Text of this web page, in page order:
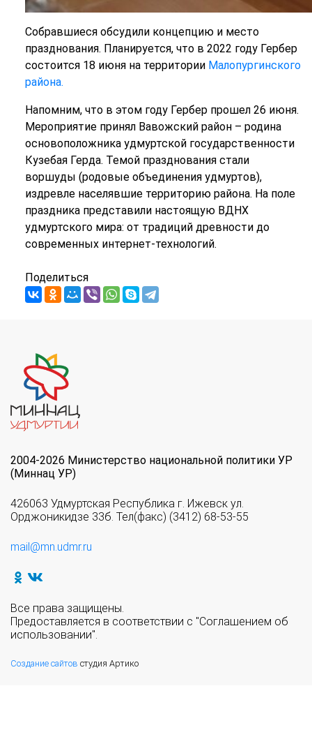
Собравшиеся обсудили концепцию и место
празднования. Планируется, что в 2022 году Гербер
состоится 18 июня на территории Малопургинского
района.
Напомним, что в этом году Гербер прошел 26 июня.
Мероприятие принял Вавожский район – родина
основоположника удмуртской государственности
Кузебая Герда. Темой празднования стали
воршуды (родовые объединения удмуртов),
издревле населявшие территорию района. На поле
праздника представили настоящую ВДНХ
удмуртского мира: от традиций древности до
современных интернет-технологий.
Поделиться
2004-2026 Министерство национальной политики УР
(Миннац УР)
426063 Удмуртская Республика г. Ижевск ул.
Орджоникидзе 33б. Тел(факс) (3412) 68-53-55
mail@mn.udmr.ru
Все права защищены.
Предоставляется в соответствии с "Соглашением об
использовании".
Создание сайтов студия Артико